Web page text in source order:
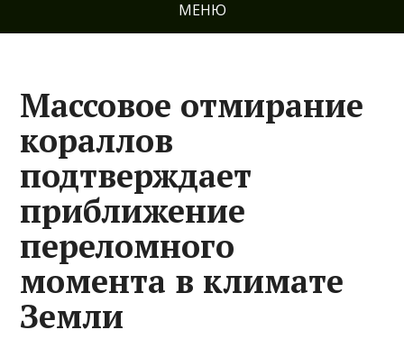
МЕНЮ
Массовое отмирание
кораллов
подтверждает
приближение
переломного
момента в климате
Земли